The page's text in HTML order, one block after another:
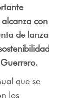
con
de lanza
que se
los